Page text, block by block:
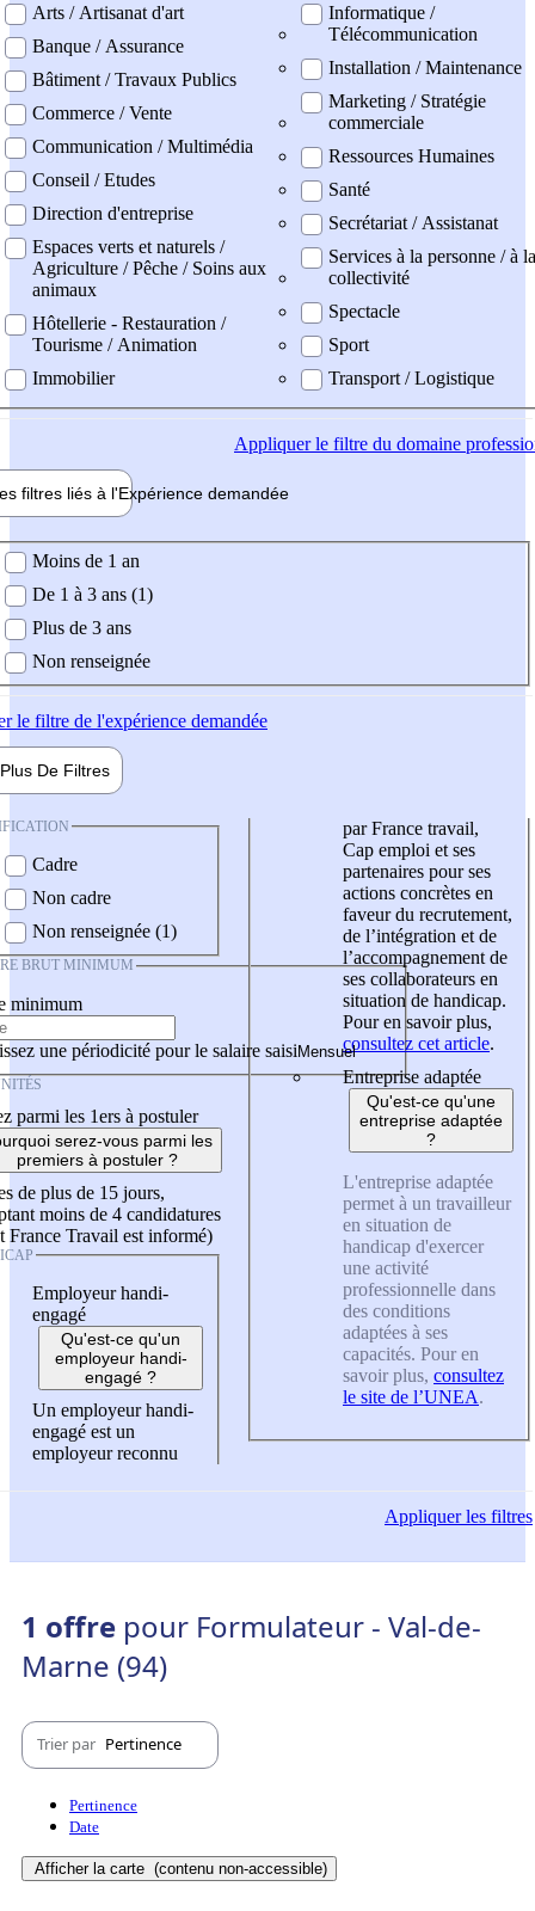
Arts / Artisanat d'art
Banque / Assurance
Bâtiment / Travaux Publics
Commerce / Vente
Communication / Multimédia
Conseil / Etudes
Direction d'entreprise
Espaces verts et naturels /
Agriculture / Pêche / Soins aux
animaux
Hôtellerie - Restauration /
Tourisme / Animation
Immobilier
Informatique /
Télécommunication
Installation / Maintenance
Marketing / Stratégie
commerciale
Ressources Humaines
Santé
Secrétariat / Assistanat
Services à la personne / à la
collectivité
Spectacle
Sport
Transport / Logistique
Appliquerle filtre du domaine
filtres liés à l'Expérience demandée
demandée
Moins de 1 an
De 1 à 3 ans (1)
Plus de 3 ans
Non renseignée
le filtre de l'expérience demandée
Plus De Filtres
Cadre
Non cadre
Non renseignée (1)
BRUT MINIMUM
minimum
une périodicité pour le salaire saisi
parmi les 1ers à postuler
serez-vous parmi les
premiers à postuler ?
de plus de 15 jours,
moins de 4 candidatures
France Travail est informé)
Employeur handi-
engagé
Qu'est-ce qu'un
employeur handi-
engagé ?
Un employeur handi-
engagé est un
employeur reconnu
par France travail,
Cap emploi et ses
partenaires pour ses
actions concrètes en
faveur du recrutement,
de l’intégration et de
l’accompagnement de
ses collaborateurs en
situation de handicap.
Pour en savoir plus,
consultez cet article.
Entreprise adaptée
Qu'est-ce qu'une
entreprise adaptée
?
L'entreprise adaptée
permet à un travailleur
en situation de
handicap d'exercer
une activité
professionnelle dans
des conditions
adaptées à ses
capacités. Pour en
savoir plus, consultez
le site de l’UNEA.
Appliquerles filtres
1 offre pour Formulateur - Val-de-
Marne (94)
Trier par Pertinence
Pertinence
Date
Afficher la carte (contenu non-accessible)